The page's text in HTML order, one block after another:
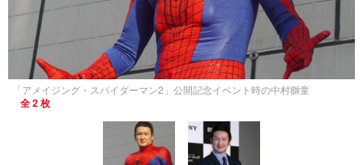
「アメイジング・スパイダーマン2」公開記念イベント時の中村獅童
全 2 枚